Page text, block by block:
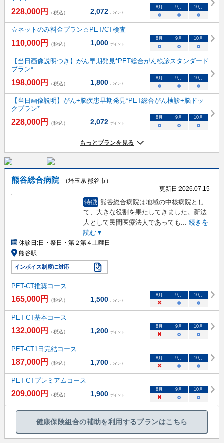
228,000円 （税込） 2,072 ポイント
8月 9月 10月
○ ○ ○
☆ネットのみ料金プラン☆PET/CT検査
110,000円 （税込） 1,000 ポイント
8月 9月 10月
○ ○ ○
【当日画像説明つき】がん早期発見*PET総合がん検診スタンダード
プラン*
198,000円 （税込） 1,800 ポイント
8月 9月 10月
○ ○ ○
【当日画像説明】がん+脳疾患早期発見*PET総合がん検診+脳ドッ
クプラン*
228,000円 （税込） 2,072 ポイント
8月 9月 10月
○ ○ ○
もっとプランを見る
熊谷総合病院
（埼玉県 熊谷市）
更新日:2026.07.15
特徴 熊谷総合病院は地域の中核病院とし
て、大きな役割を果たしてきました。新法
人として民間医療法人であっても
続きを
読む▼
休診日:日・祭日・第２第４土曜日
熊谷駅
インボイス制度に対応
PET-CT推奨コース
165,000円 （税込） 1,500 ポイント
8 月 9 月 10月
× ○ ○
PET-CT基本コース
132,000円 （税込） 1,200 ポイント
8 月 9 月 10月
× ○ ○
PET-CT1日完結コース
187,000円 （税込） 1,700 ポイント
8 月 9 月 10月
× ○ ○
PET-CTプレミアムコース
209,000円 （税込） 1,900 ポイント
8 月 9 月 10月
× ○ ○
健康保険組合の補助を利用するプランはこちら